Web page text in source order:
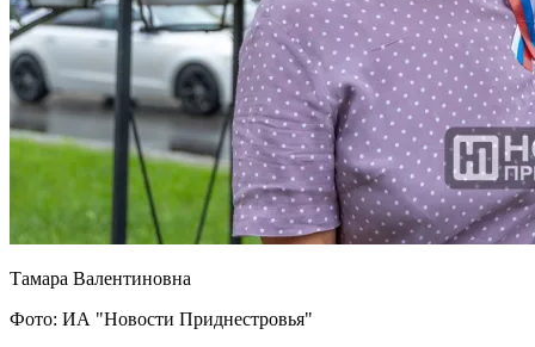
Тамара Валентиновна
Фото: ИА "Новости Приднестровья"